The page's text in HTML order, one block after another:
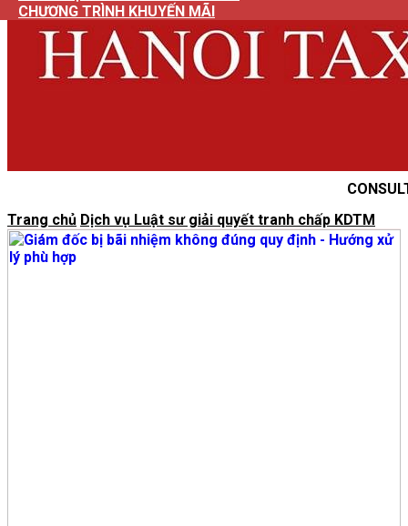
CHƯƠNG TRÌNH KHUYẾN MÃI
Trang chủ Dịch vụ Luật sư giải quyết tranh chấp KDTM